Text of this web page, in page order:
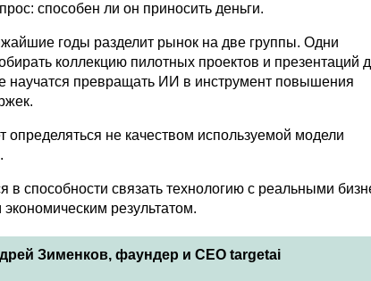
способен ли он приносить деньги.
годы разделит рынок на две группы. Одни
коллекцию пилотных проектов и презентаций
научатся превращать ИИ в инструмент повышения
определяться не качеством используемой модели
в способности связать технологию с реальными
результатом.
Зименков, фаундер и CEO targetai